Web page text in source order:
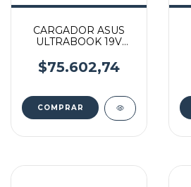
CARGADOR ASUS
ULTRABOOK 19V
$75.602,74